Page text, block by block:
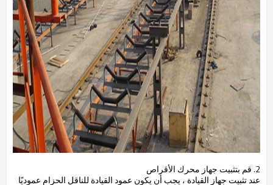
2. قم بتثبيت جهاز محرك الأقراص
عند تثبيت جهاز القيادة ، يجب أن يكون عمود القيادة للناقل الحزام عموديًا